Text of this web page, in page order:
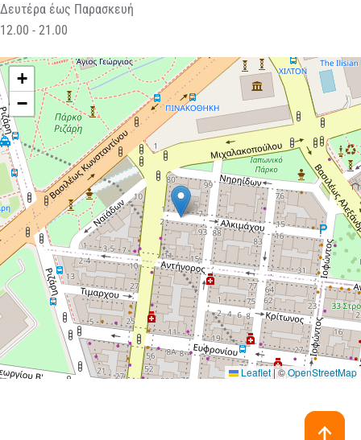
Δευτέρα έως Παρασκευή
12.00 - 21.00
+
−
Leaflet|©OpenStreetMap